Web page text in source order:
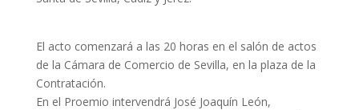
El acto comenzará a las 20 horas en el salón de actos
de la Cámara de Comercio de Sevilla, en la plaza de la
Contratación.
En el Proemio intervendrá José Joaquín León,